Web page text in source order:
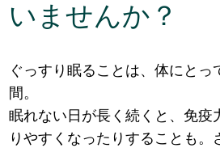
いませんか？
ぐっすり眠ることは、体にと
間。
眠れない日が長く続くと、免疫
りやすくなったりすることも